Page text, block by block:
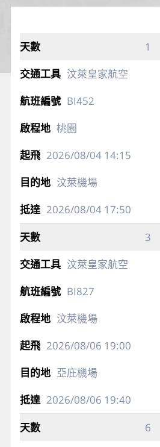
1
汶萊皇家航空
BI452
桃園
2026/08/0414:15
汶萊機場
2026/08/0417:50
3
汶萊皇家航空
BI827
汶萊機場
2026/08/06 19:00
亞庇機場
2026/08/06 19:40
6